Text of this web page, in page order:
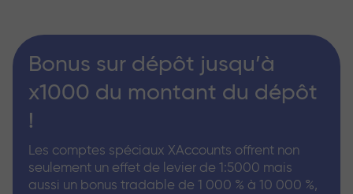
Bonus sur dépôt jusqu’à
x1000 du montant du dépôt
!
Les comptes spéciaux XAccounts offrent non
seulement un effet de levier de 1:5000 mais
aussi un bonus tradable de 1 000 % à 10 000 %,